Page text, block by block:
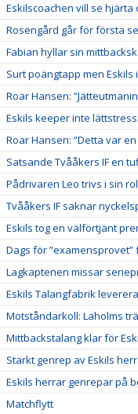
Eskilscoachen vill se hjärta
Rosengård går för första
Fabian hyllar sin
Surt poängtapp men
Roar Hansen:
Eskils keeper inte
Roar Hansen: ”Detta var
Satsande Tvååkers IF en
Pådrivaren Leo trivs i sin
Tvååkers IF saknar
Eskils tog en välförtjänt
Dags för
Lagkaptenen missar
Eskils Talangfabrik
Motståndarkoll: Laholms
Mittbackstalang klar för
Starkt genrep av Eskils
Eskils herrar genrepar på
Matchflytt